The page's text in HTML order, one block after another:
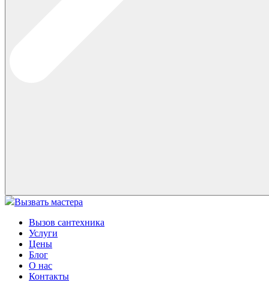
Вызвать мастера
Вызов сантехника
Услуги
Цены
Блог
О нас
Контакты